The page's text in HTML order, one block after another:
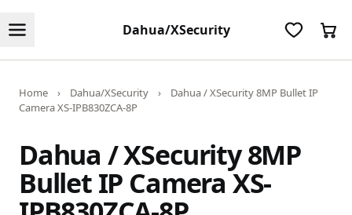
Dahua/XSecurity
Home › Dahua/XSecurity ›
Dahua / XSecurity 8MP Bullet IP
Camera XS-IPB830ZCA-8P
Dahua / XSecurity 8MP
Bullet IP Camera XS-